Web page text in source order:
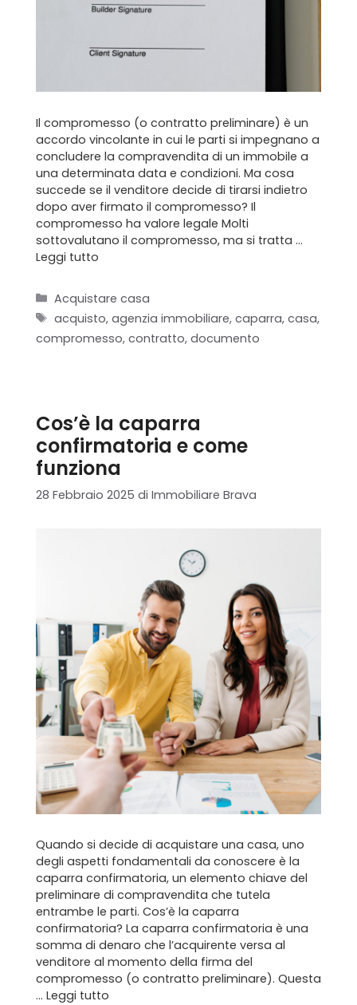
Home
Chi siamo
Il team
Formula BRAVA
Servizi per i clienti
Servizi per gli agenti
I nostri immobili
Blog
Contatti
Il compromesso (o contratto preliminare) è un
accordo vincolante in cui le parti si impegnano a
concludere la compravendita di un immobile a
una determinata data e condizioni. Ma cosa
succede se il venditore decide di tirarsi indietro
dopo aver firmato il compromesso? Il
compromesso ha valore legale Molti
sottovalutano il compromesso, ma si tratta …
Leggi tutto
Categorie
Acquistare casa
Tag
acquisto,agenzia immobiliare,caparra,casa,
compromesso, contratto, documento
Cos’è la caparra
confirmatoria e come
funziona
28 Febbraio 2025 di Immobiliare Brava
Quando si decide di acquistare una casa, uno
degli aspetti fondamentali da conoscere è la
caparra confirmatoria, un elemento chiave del
preliminare di compravendita che tutela
entrambe le parti. Cos’è la caparra
confirmatoria? La caparra confirmatoria è una
somma di denaro che l’acquirente versa al
venditore al momento della firma del
compromesso (o contratto preliminare). Questa
… Leggi tutto